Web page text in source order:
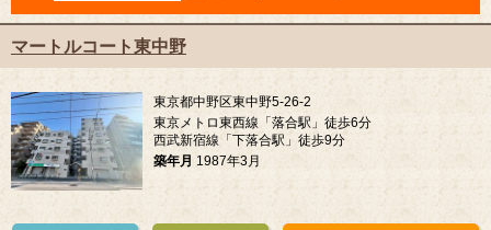
マートルコート東中野
東京都中野区東中野5-26-2
東京メトロ東西線「落合駅」徒歩6分
西武新宿線「下落合駅」徒歩9分
築年月 1987年3月